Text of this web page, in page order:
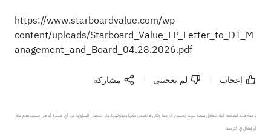
https://www.starboardvalue.com/wp-
content/uploads/Starboard_Value_LP_Letter_to_DT_M
anagement_and_Board_04.28.2026.pdf
إعجاب لم يعجبنى مشاركة
ترجمة هذه الصفحة آلية. تحاول منصة سهم تحسين الترجمة ولكن لا تضمن دقتها وموثوقيتها، ولن تتحمل المسؤولية عن أي خسارة أو ضرر بسبب عدم دقة
أو إغفال في الترجمة.